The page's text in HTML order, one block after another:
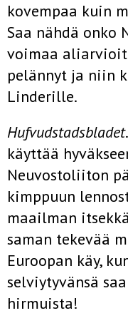
kovempaa kuin
Saa nähdä
voimaa
pelännyt ja niin
Linderille.
Hufvudstadsbladet
käyttää
Neuvostoliiton
kimppuun
maailman
saman tekevää
Euroopan käy,
selviytyvänsä
hirmuista!